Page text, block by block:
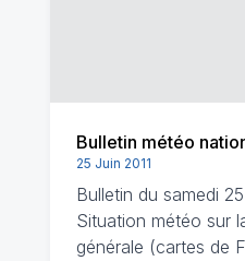
Bulletin météo
25 Juin 2011
Bulletin du samedi
Situation météo sur
générale (cartes de